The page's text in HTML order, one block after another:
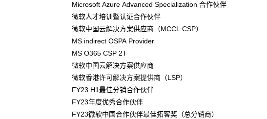
Microsoft Azure Advanced Specialization 合作伙伴
微软人才培训暨认证合作伙伴
微软中国云解决方案供应商（MCCL CSP）
MS indirect OSPA Provider
MS O365 CSP 2T
微软中国云解决方案供应商
微软香港许可解决方案提供商（LSP）
FY23 H1最佳分销合作伙伴
FY23年度优秀合作伙伴
FY23微软中国合作伙伴最佳拓客奖（总分销商）